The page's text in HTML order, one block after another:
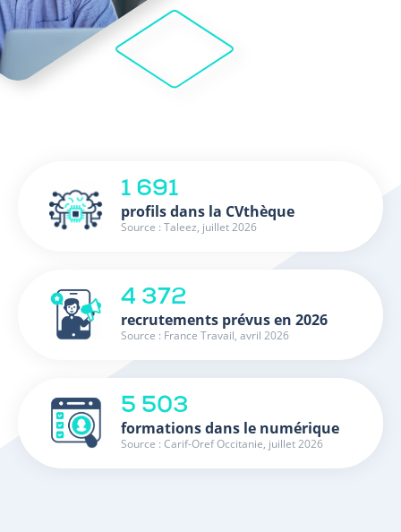
1 691
profils dans la CVthèque
Source : Taleez, juillet 2026
4 372
recrutements prévus en 2026
Source : France Travail, avril 2026
5 503
formations dans le numérique
Source : Carif-Oref Occitanie, juillet 2026